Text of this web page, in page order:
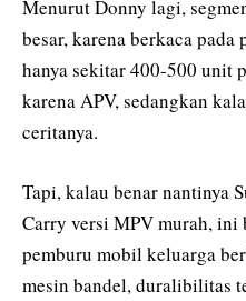
Menurut Donny lagi,
besar, karena berkaca
hanya sekitar 400-500 unit
karena APV, sedangkan
ceritanya.
Tapi, kalau benar nantinya
Carry versi MPV murah, ini
pemburu mobil keluarga
mesin bandel, duralibilitas